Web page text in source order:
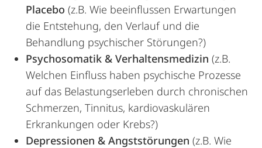
Placebo (z.B. Wie beeinflussen Erwartungen
die Entstehung, den Verlauf und die
Behandlung psychischer Störungen?)
Psychosomatik & Verhaltensmedizin (z.B.
Welchen Einfluss haben psychische Prozesse
auf das Belastungserleben durch chronischen
Schmerzen, Tinnitus, kardiovaskulären
Erkrankungen oder Krebs?)
Depressionen & Angststörungen (z.B. Wie